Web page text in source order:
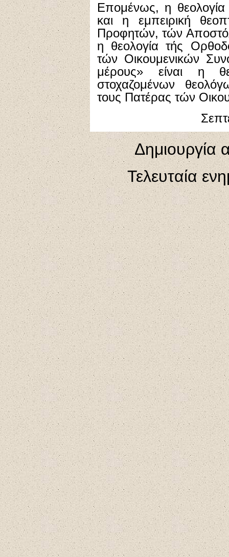
Επομένως, η θεολογία
και η εμπειρική
Προφητών, τών
η θεολογία τής
τών Οικουμενικών
μέρους» είναι η
στοχαζομένων
τους Πατέρας τών
Δημιουργία
Τελευταία